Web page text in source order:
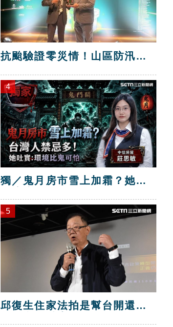
抗颱驗證零災情！山區防汛工
4
獨／鬼月房市雪上加霜？她：
5
邱復生住家法拍是幫台開還